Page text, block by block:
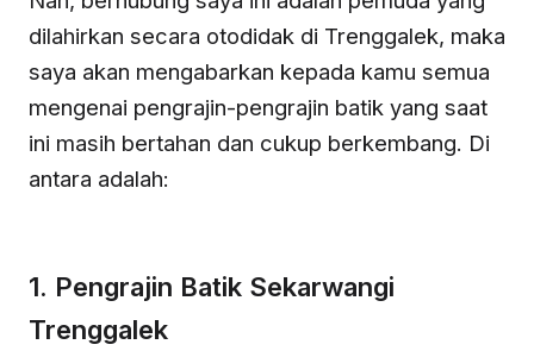
dilahirkan secara otodidak di Trenggalek, maka
saya akan mengabarkan kepada kamu semua
mengenai pengrajin-pengrajin batik yang saat
ini masih bertahan dan cukup berkembang. Di
antara adalah:
1. Pengrajin Batik Sekarwangi
Trenggalek